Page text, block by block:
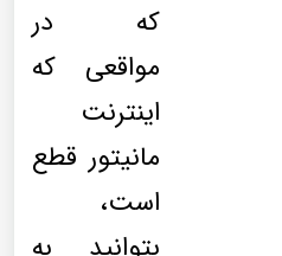
که در
مواقعی که
اینترنت
مانیتور قطع
است،